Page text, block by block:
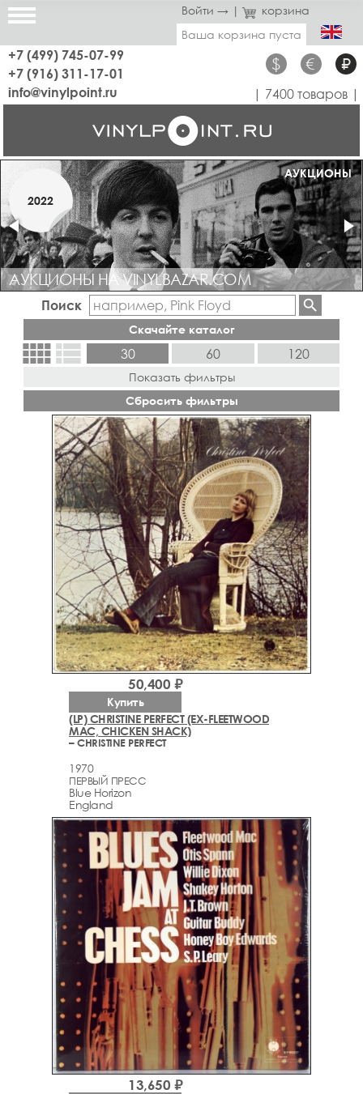
Войти → |
корзина
Ваша корзина пуста
+7 (499) 745-07-99
+7 (916) 311-17-01
$ € ₽
info@vinylpoint.ru | 7400 товаров |
МАГАЗИН ОТКРЫТ
МАРТ
2019
АУКЦИОНЫ
2022
АУКЦИОНЫ НА VINYLBAZAR.COM
Поиск
Скачайте каталог
view_comfyview_list 30 60 120
Показать фильтры
Сбросить фильтры
(LP) CHRISTINE PERFECT (EX-FLEETWOOD
MAC, CHICKEN SHACK)
– CHRISTINE PERFECT
1970
ПЕРВЫЙ ПРЕСС
Blue Horizon
England
50,400 ₽
Купить
13,650 ₽